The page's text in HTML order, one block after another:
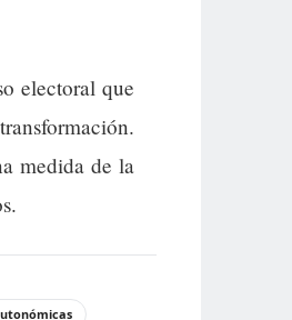
electoral que
medida de la